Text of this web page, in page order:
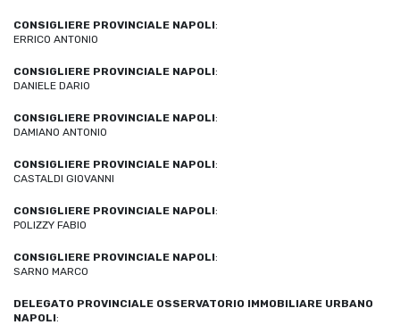
CONSIGLIERE PROVINCIALE NAPOLI:
ERRICO ANTONIO
CONSIGLIERE PROVINCIALE NAPOLI:
DANIELE DARIO
CONSIGLIERE PROVINCIALE NAPOLI:
DAMIANO ANTONIO
CONSIGLIERE PROVINCIALE NAPOLI:
CASTALDI GIOVANNI
CONSIGLIERE PROVINCIALE NAPOLI:
POLIZZY FABIO
CONSIGLIERE PROVINCIALE NAPOLI:
SARNO MARCO
DELEGATO PROVINCIALE OSSERVATORIO IMMOBILIARE URBANO
NAPOLI: